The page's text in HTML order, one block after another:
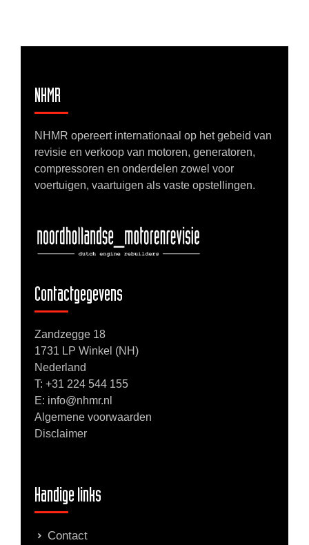
NHMR
NHMR opereert internationaal op het gebeid van
revisie en verkoop van motoren, generatoren,
compressoren en onderdelen zowel voor
voertuigen, vaartuigen als vaste opstellingen.
Contactgegevens
Zandzegge 18
1731 LP Winkel (NH)
Nederland
T: +31 224 544 155
E: info@nhmr.nl
Algemene voorwaarden
Disclaimer
Handige links
Contact